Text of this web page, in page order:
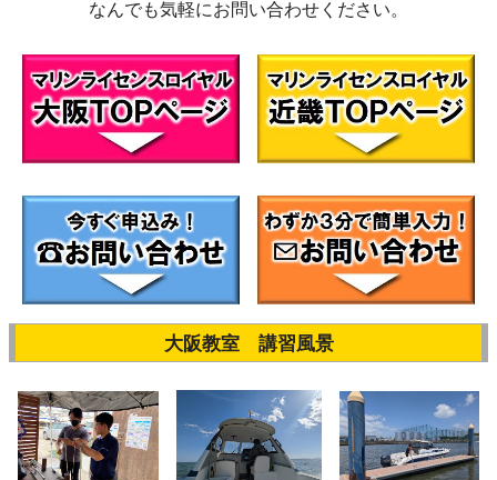
なんでも気軽にお問い合わせください。
大阪教室 講習風景